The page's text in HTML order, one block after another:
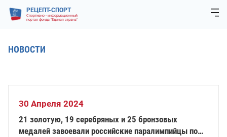
РЕЦЕПТ-СПОРТ
Спортивно - информационный
портал фонда "Единая страна"
НОВОСТИ
30 Апреля 2024
21 золотую, 19 серебряных и 25 бронзовых
медалей завоевали российские паралимпийцы по